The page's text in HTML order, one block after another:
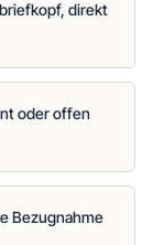
direkt
oder offen
Bezugnahme